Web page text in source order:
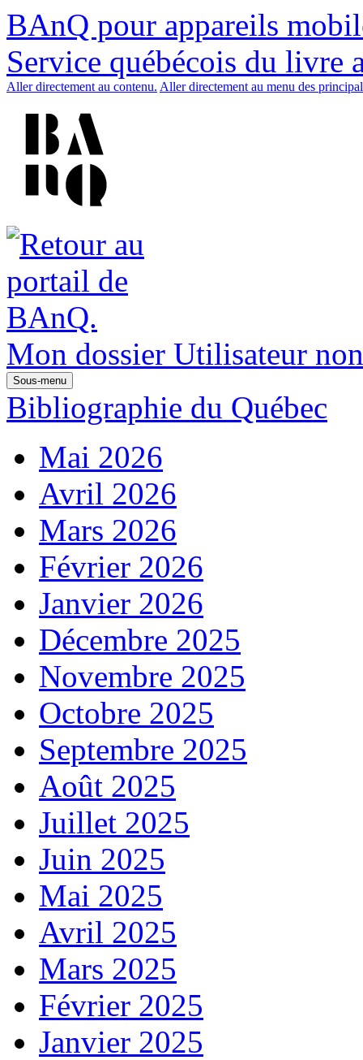
BAnQ pour appareils
Service québécois du livre
Aller directement au contenu. Aller directement au menu des
Mon dossier Utilisateur
Sous-menu
Bibliographie du Québec
Mai 2026
Avril 2026
Mars 2026
Février 2026
Janvier 2026
Décembre 2025
Novembre 2025
Octobre 2025
Septembre 2025
Août 2025
Juillet 2025
Juin 2025
Mai 2025
Avril 2025
Mars 2025
Février 2025
Janvier 2025